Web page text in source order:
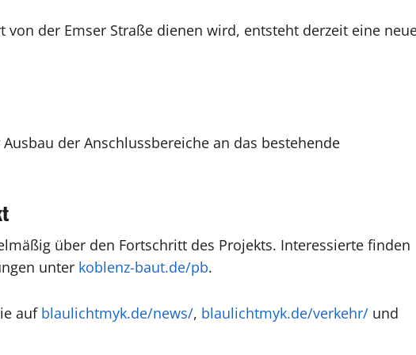
der Emser Straße dienen wird, entsteht derzeit eine
der Anschlussbereiche an das bestehende
über den Fortschritt des Projekts. Interessierte finden
unter koblenz-baut.de/pb.
auf blaulichtmyk.de/news/, blaulichtmyk.de/verkehr/ und